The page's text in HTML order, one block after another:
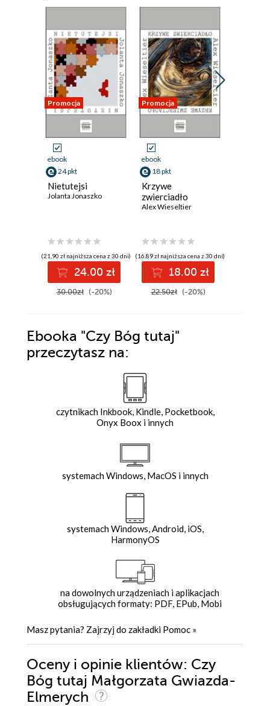
Promocja
ebook
24 pkt
Nietutejsi
Jolanta Jonaszko
(21,90 zł najniższa cena z 30 dni)
24.00 zł
30.00zł (-20%)
Promocja
ebook
18 pkt
Krzywe
zwierciadło
Alex Wieseltier
(16,89 zł najniższa cena z 30 dni)
18.00 zł
22.50zł (-20%)
Ebooka "Czy Bóg tutaj"
przeczytasz na:
czytnikach Inkbook, Kindle, Pocketbook,
Onyx Boox i innych
systemach Windows, MacOS i innych
systemach Windows, Android, iOS,
HarmonyOS
na dowolnych urządzeniach i aplikacjach
obsługujących formaty: PDF, EPub, Mobi
Masz pytania? Zajrzyj do zakładki Pomoc »
Oceny i opinie klientów: Czy
Bóg tutaj Małgorzata Gwiazda-
Elmerych